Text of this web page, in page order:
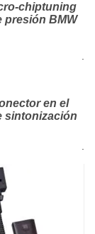
chiptuning
presión BMW
en el
sintonización